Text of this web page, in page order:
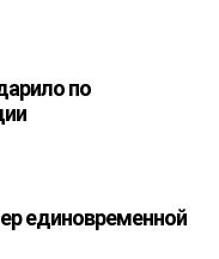
по
единовременной